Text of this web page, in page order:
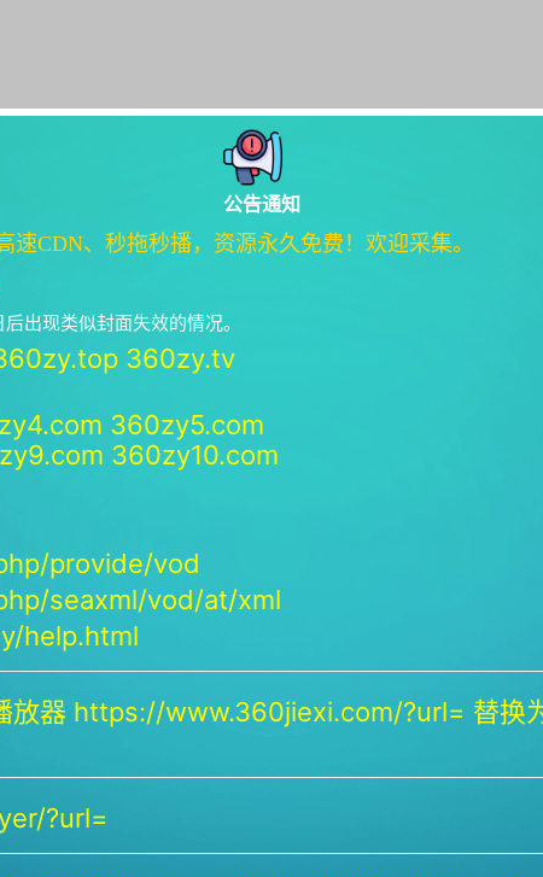
公告通知
CDN、秒拖秒播，资源永久免费！欢迎采集。
出现类似封面失效的情况。
360zy.tv
360zy5.com
360zy10.com
provide/vod
seaxml/vod/at/xml
help.html
放器 https://www.360jiexi.com/?url= 替
?url=